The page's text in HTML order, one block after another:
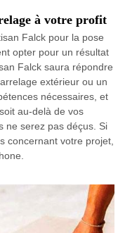
à votre profit
Falck pour la pose
opter pour un résultat
Falck saura répondre
extérieur ou un
nécessaires, et
au-delà de vos
ne serez pas déçus. Si
concernant votre projet,